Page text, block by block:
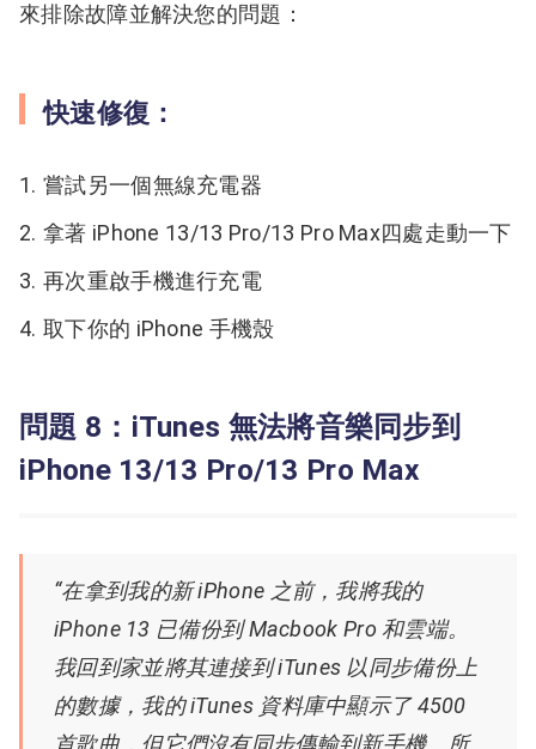
來排除故障並解決您的問題：
快速修復：
嘗試另一個無線充電器
拿著 iPhone 13/13 Pro/13 Pro Max四處走動一下
再次重啟手機進行充電
取下你的 iPhone 手機殼
問題 8：iTunes 無法將音樂同步到
iPhone 13/13 Pro/13 Pro Max
“在拿到我的新 iPhone 之前，我將我的
iPhone 13 已備份到 Macbook Pro 和雲端。
我回到家並將其連接到 iTunes 以同步備份上
的數據，我的 iTunes 資料庫中顯示了 4500